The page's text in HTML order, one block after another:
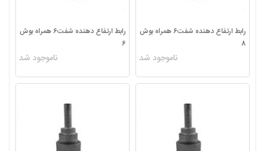
رابط ارتفاع دهنده شفت6 همراه بوش
8
ناموجود شد
رابط ارتفاع دهنده شفت6 همراه بوش
6
ناموجود شد